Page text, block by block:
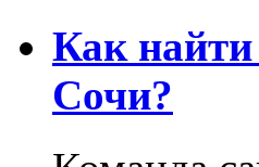
Как найти
Сочи?